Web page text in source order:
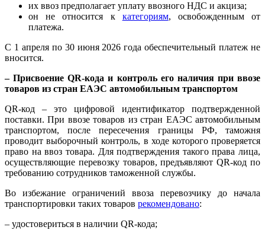
их ввоз предполагает уплату ввозного НДС и акциза;
он не относится к категориям, освобожденным от
платежа.
С 1 апреля по 30 июня 2026 года обеспечительный платеж не
вносится.
– Присвоение QR-кода и контроль его наличия при ввозе
товаров из стран ЕАЭС автомобильным транспортом
QR-код – это цифровой идентификатор подтвержденной
поставки. При ввозе товаров из стран ЕАЭС автомобильным
транспортом, после пересечения границы РФ, таможня
проводит выборочный контроль, в ходе которого проверяется
право на ввоз товара. Для подтверждения такого права лица,
осуществляющие перевозку товаров, предъявляют QR-код по
требованию сотрудников таможенной службы.
Во избежание ограничений ввоза перевозчику до начала
транспортировки таких товаров рекомендовано:
– удостовериться в наличии QR-кода;